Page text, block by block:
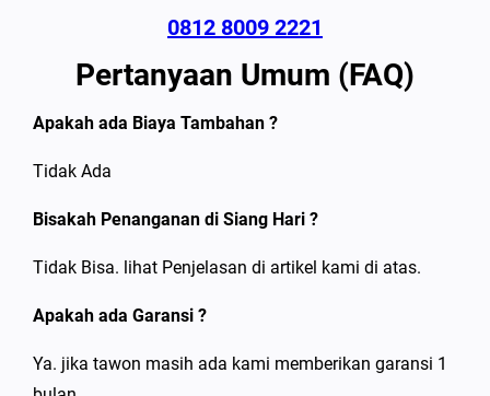
0812 8009 2221
Pertanyaan Umum (FAQ)
Apakah ada Biaya Tambahan ?
Tidak Ada
Bisakah Penanganan di Siang Hari ?
Tidak Bisa. lihat Penjelasan di artikel kami di atas.
Apakah ada Garansi ?
Ya. jika tawon masih ada kami memberikan garansi 1